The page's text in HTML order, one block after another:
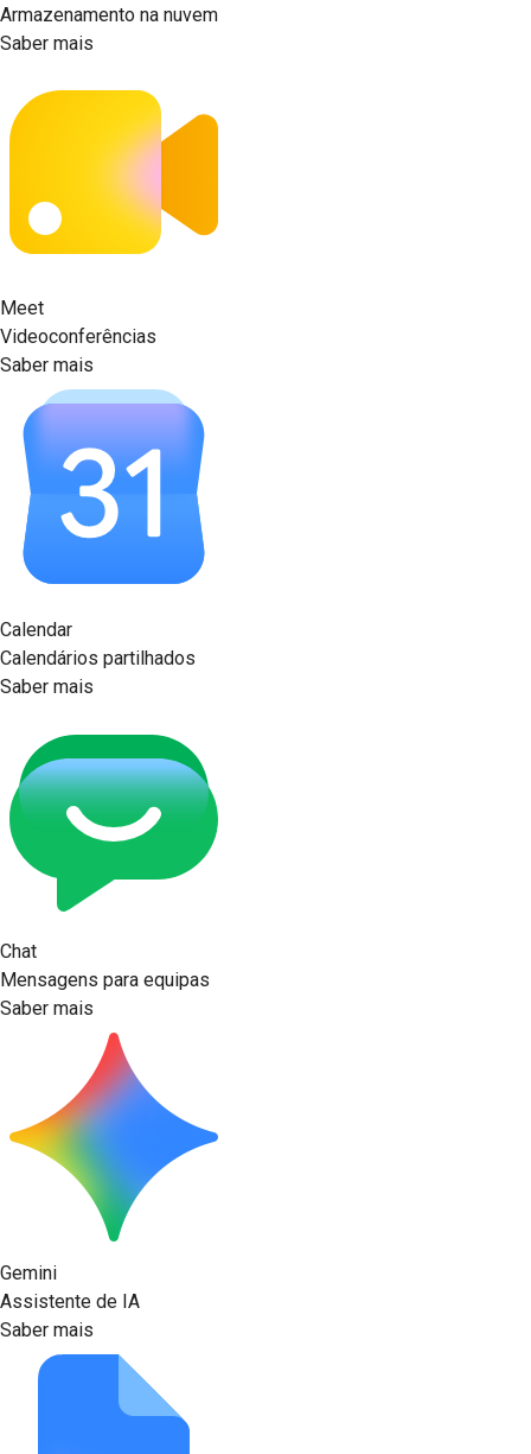
Armazenamento na nuvem
Saber mais
Meet
Videoconferências
Saber mais
Calendar
Calendários partilhados
Saber mais
Chat
Mensagens para equipas
Saber mais
Gemini
Assistente de IA
Saber mais